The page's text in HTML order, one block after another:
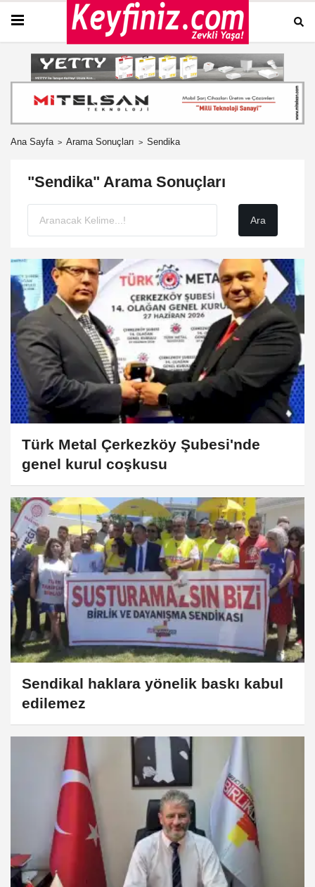
Ana Sayfa Arama Sonuçları Sendika
"Sendika" Arama Sonuçları
Türk Metal Çerkezköy Şubesi'nde
genel kurul coşkusu
Sendikal haklara yönelik baskı kabul
edilemez